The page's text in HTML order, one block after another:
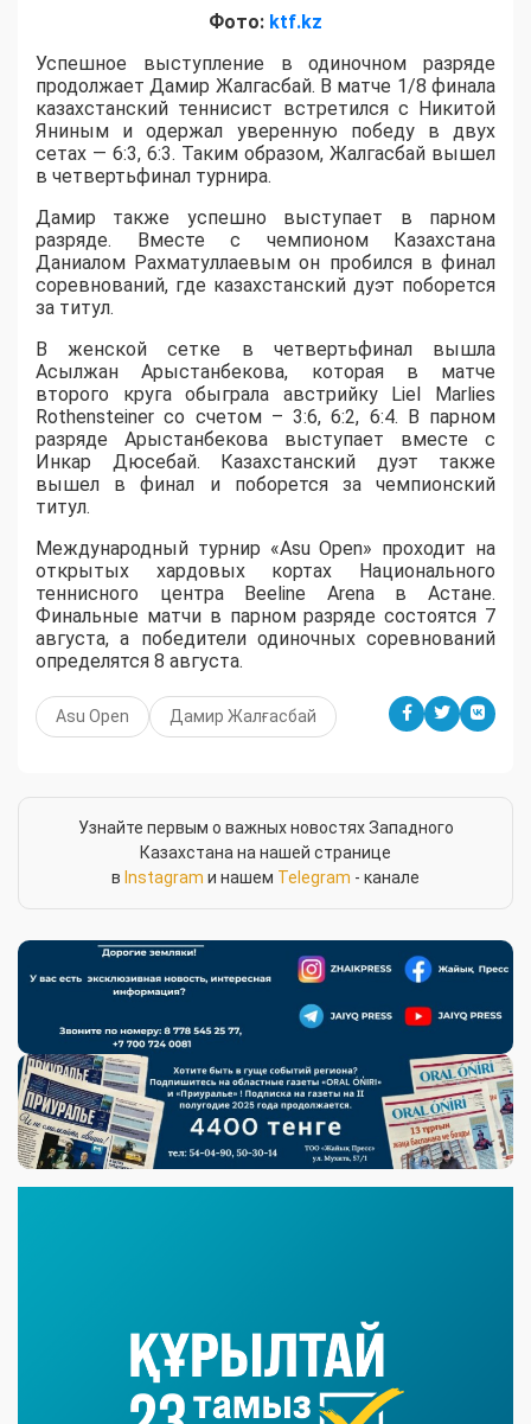
Фото: ktf.kz
Успешное выступление в одиночном разряде
продолжает Дамир Жалгасбай. В матче 1/8 финала
казахстанский теннисист встретился с Никитой
Яниным и одержал уверенную победу в двух
сетах — 6:3, 6:3. Таким образом, Жалгасбай вышел
в четвертьфинал турнира.
Дамир также успешно выступает в парном
разряде. Вместе с чемпионом Казахстана
Даниалом Рахматуллаевым он пробился в финал
соревнований, где казахстанский дуэт поборется
за титул.
В женской сетке в четвертьфинал вышла
Асылжан Арыстанбекова, которая в матче
второго круга обыграла австрийку Liel Marlies
Rothensteiner со счетом – 3:6, 6:2, 6:4. В парном
разряде Арыстанбекова выступает вместе с
Инкар Дюсебай. Казахстанский дуэт также
вышел в финал и поборется за чемпионский
титул.
Международный турнир «Asu Open» проходит на
открытых хардовых кортах Национального
теннисного центра Beeline Arena в Астане.
Финальные матчи в парном разряде состоятся 7
августа, а победители одиночных соревнований
определятся 8 августа.
Asu Open Дамир Жалғасбай
Узнайте первым о важных новостях Западного
Казахстана на нашей странице
в Instagram и нашем Telegram - канале